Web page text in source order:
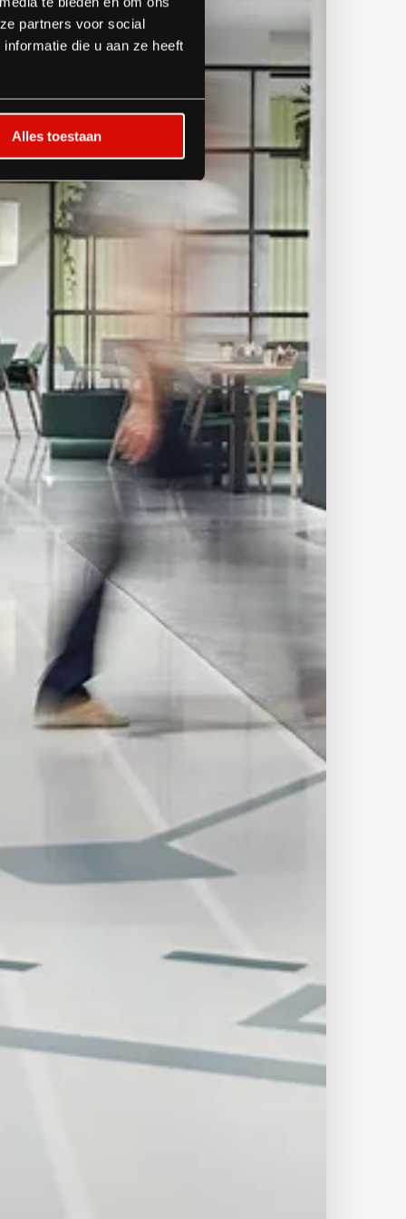
partners voor social
die u aan ze heeft
Alles toestaan